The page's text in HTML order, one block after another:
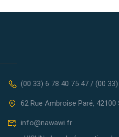
(00 33) 6 78 40 75 47 / (00
62 Rue Ambroise Paré, 42100
info@nawawi.fr